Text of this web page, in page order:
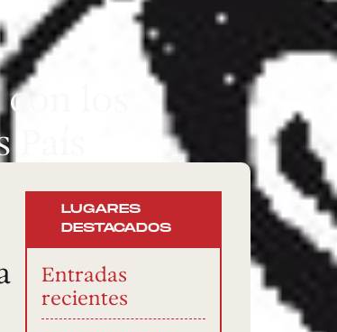
los
LUGARES
DESTACADOS
Entradas
recientes